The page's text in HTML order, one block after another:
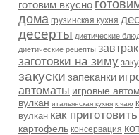
готовим вкусно
дома грузинская кухня
десерты диетические
диетические рецепты
заготовки на зиму
закуски запеканки
автоматы игровые
вулкан итальянская кухня к чаю
вулкан как приготовить
картофель консервация